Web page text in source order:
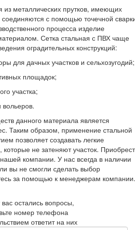
из металлических прутков, имеющих
соединяются с помощью точечной
процесса изделие
Сетка стальная с ПВХ чаще
оградительных конструкций:
для дачных участков и сельхозугодий;
площадок;
участка;
вольеров.
данного материала является
Таким образом, применение стальной
позволяет создавать легкие
которые не затеняют участок.
компании. У нас всегда в наличии
вы не смогли сделать выбор
за помощью к менеджерам компании.
остались вопросы,
номер телефона
ответит на них